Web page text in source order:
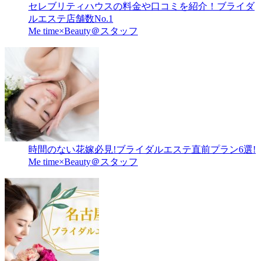
セレブリティハウスの料金や口コミを紹介！ブライダ
ルエステ店舗数No.1
Me time×Beauty＠スタッフ
時間のない花嫁必見!ブライダルエステ直前プラン6選!
Me time×Beauty＠スタッフ